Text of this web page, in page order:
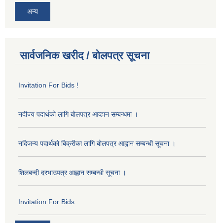
अन्य
सार्वजनिक खरीद / बोलपत्र सूचना
Invitation For Bids !
नदीज्य पदार्थको लागि बोलपत्र आव्हान सम्बन्धमा ।
नदिजन्य पदार्थको बिक्रीका लागि बोलपत्र आह्वान सम्बन्धी सूचना ।
शिलबन्दी दरभाउपत्र आह्वान सम्बन्धी सूचना ।
Invitation For Bids